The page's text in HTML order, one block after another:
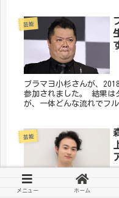
芸能
ブラマヨ小杉さんが、
参加されました。 結果は
が、一体どんな流れでフ
芸能
メニュー ホーム